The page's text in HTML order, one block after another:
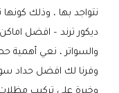
نتواجد بها ، وذلك
ديكور ترند – افضل
والسواتر ، نعي أهمية
وفرنا لك افضل حداد